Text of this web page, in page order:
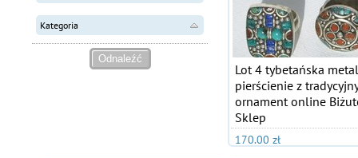
Kategoria
Lot 4 tybetańska
pierścienie z
ornament online
Sklep
170.00 zł